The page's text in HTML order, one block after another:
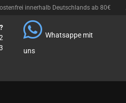
innerhalb Deutschlands ab 80€
Whatsappe mit
uns